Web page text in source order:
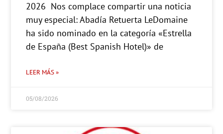
2026 Nos complace compartir una noticia
muy especial: Abadía Retuerta LeDomaine
ha sido nominado en la categoría «Estrella
de España (Best Spanish Hotel)» de
LEER MÁS »
05/08/2026